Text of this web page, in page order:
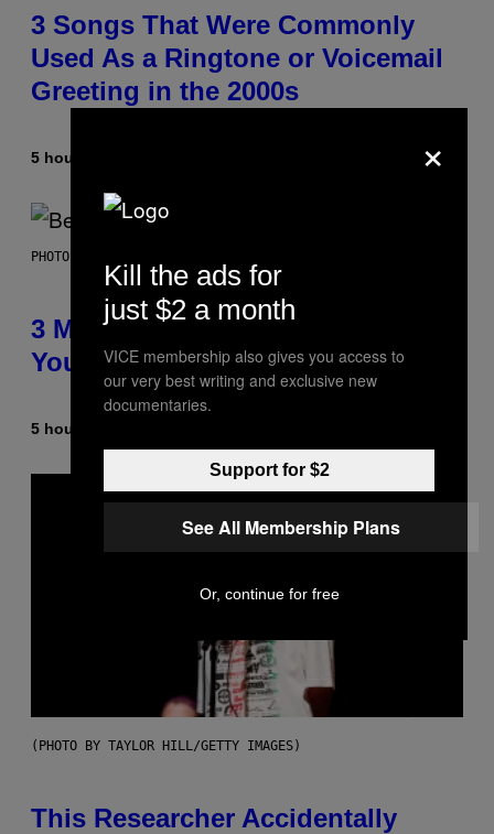
3 Songs That Were Commonly
Used As a Ringtone or Voicemail
Greeting in the 2000s
5 hours ago
PHOTO BY KEVIN WINTER/GETTY IMAGES FOR RADIO DISNEY
3 Millennial Anthems That Make
You Think of Your Best Friend
5 hours ago
(PHOTO BY TAYLOR HILL/GETTY IMAGES)
This Researcher Accidentally
×
Kill the ads for
just $2 a month
VICE membership also gives you access to
our very best writing and exclusive new
documentaries.
Support for $2
See All Membership Plans
Or, continue for free